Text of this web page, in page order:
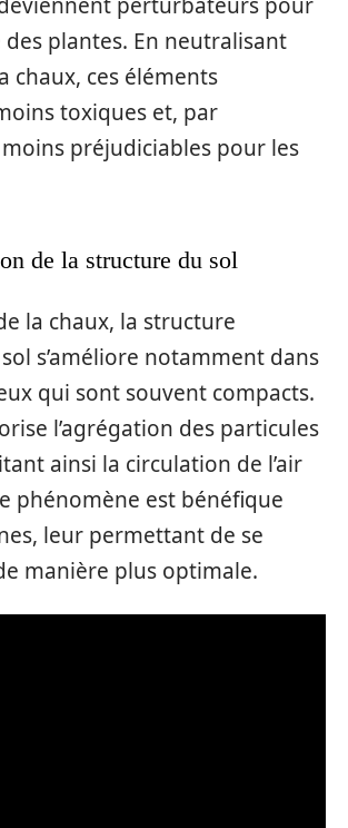
des plantes. En neutralisant
chaux, ces éléments
toxiques et, par
préjudiciables pour les
de la structure du sol
la chaux, la structure
s’améliore notamment dans
qui sont souvent compacts.
l’agrégation des particules
ainsi la circulation de l’air
phénomène est bénéfique
leur permettant de se
manière plus optimale.